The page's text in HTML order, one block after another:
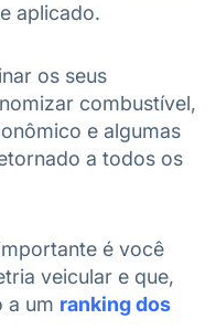
aplicado.
os seus
combustível,
e algumas
a todos os
é você
veicular e que,
a um ranking dos